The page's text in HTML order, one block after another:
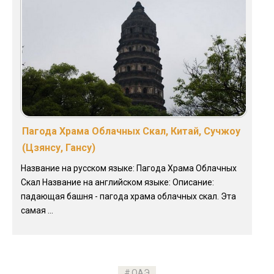
Пагода Храма Облачных Скал, Китай, Сучжоу
(Цзянсу, Гансу)
Название на русском языке: Пагода Храма Облачных
Скал Название на английском языке: Описание:
падающая башня - пагода храма облачных скал. Эта
самая ...